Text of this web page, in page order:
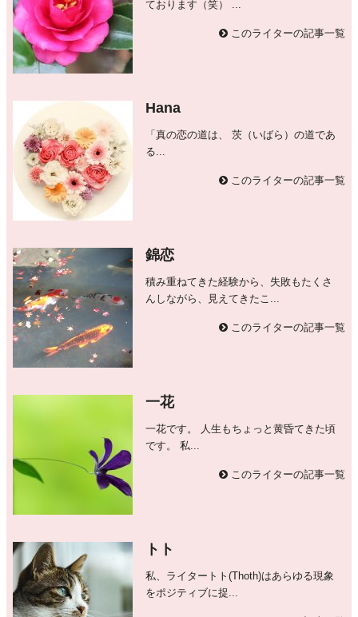
ております（笑） ...
このライターの記事一覧
Hana
「真の恋の道は、 茨（いばら）の道であ
る...
このライターの記事一覧
錦恋
積み重ねてきた経験から、失敗もたくさ
んしながら、見えてきたこ...
このライターの記事一覧
一花
一花です。 人生もちょっと黄昏てきた頃
です。 私...
このライターの記事一覧
トト
私、ライタートト(Thoth)はあらゆる現象
をポジティブに捉...